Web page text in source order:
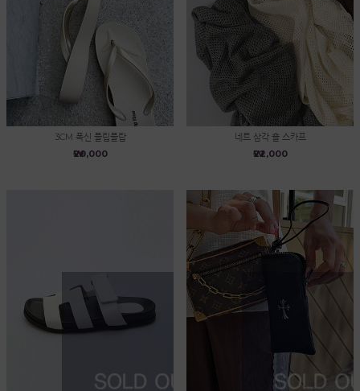
3CM 폭신 플립플랍
₩20,000
네트 삼각 숄 스카프
₩22,000